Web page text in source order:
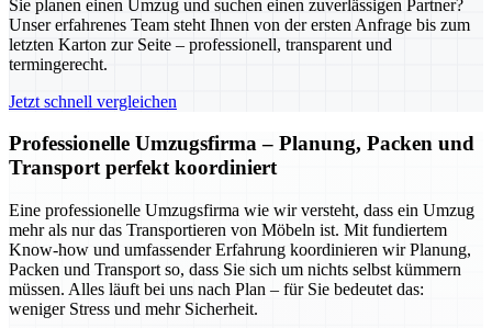
Sie planen einen Umzug und suchen einen zuverlässigen Partner?
Unser erfahrenes Team steht Ihnen von der ersten Anfrage bis zum
letzten Karton zur Seite – professionell, transparent und
termingerecht.
Jetzt schnell vergleichen
Professionelle Umzugsfirma – Planung, Packen und
Transport perfekt koordiniert
Eine professionelle Umzugsfirma wie wir versteht, dass ein Umzug
mehr als nur das Transportieren von Möbeln ist. Mit fundiertem
Know-how und umfassender Erfahrung koordinieren wir Planung,
Packen und Transport so, dass Sie sich um nichts selbst kümmern
müssen. Alles läuft bei uns nach Plan – für Sie bedeutet das:
weniger Stress und mehr Sicherheit.